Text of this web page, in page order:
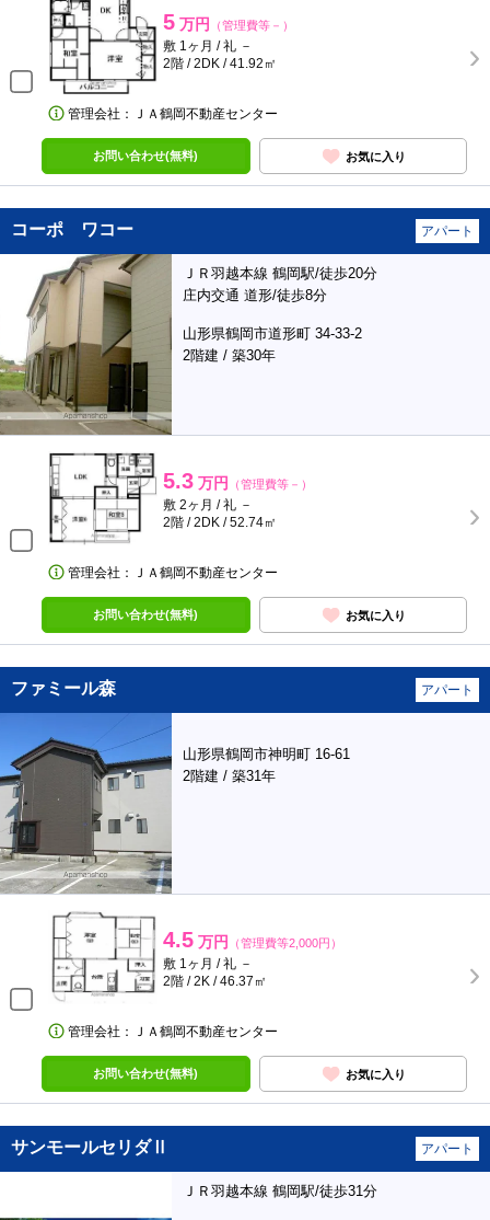
5 万円 （管理費等－）
敷 1ヶ月 / 礼 －
2階 / 2DK / 41.92㎡
管理会社：ＪＡ鶴岡不動産センター
お問い合わせ(無料) お気に入り
コーポ ワコー アパート
ＪＲ羽越本線 鶴岡駅/徒歩20分
庄内交通 道形/徒歩8分
山形県鶴岡市道形町 34-33-2
2階建 / 築30年
5.3 万円 （管理費等－）
敷 2ヶ月 / 礼 －
2階 / 2DK / 52.74㎡
管理会社：ＪＡ鶴岡不動産センター
お問い合わせ(無料) お気に入り
ファミール森 アパート
山形県鶴岡市神明町 16-61
2階建 / 築31年
4.5 万円 （管理費等2,000円）
敷 1ヶ月 / 礼 －
2階 / 2K / 46.37㎡
管理会社：ＪＡ鶴岡不動産センター
お問い合わせ(無料) お気に入り
サンモールセリダⅡ アパート
ＪＲ羽越本線 鶴岡駅/徒歩31分